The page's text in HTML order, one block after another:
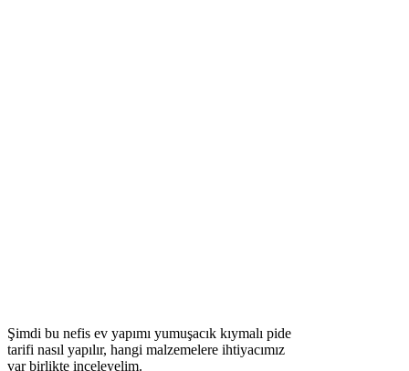
Şimdi bu nefis ev yapımı yumuşacık kıymalı pide
tarifi nasıl yapılır, hangi malzemelere ihtiyacımız
var birlikte inceleyelim.